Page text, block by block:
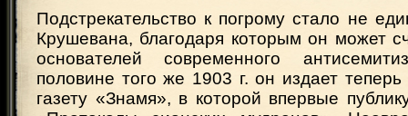
Подстрекательство к погрому стало не
Крушевана, благодаря которым он может
основателей современного
половине того же 1903 г. он издает
газету «Знамя», в которой впервые